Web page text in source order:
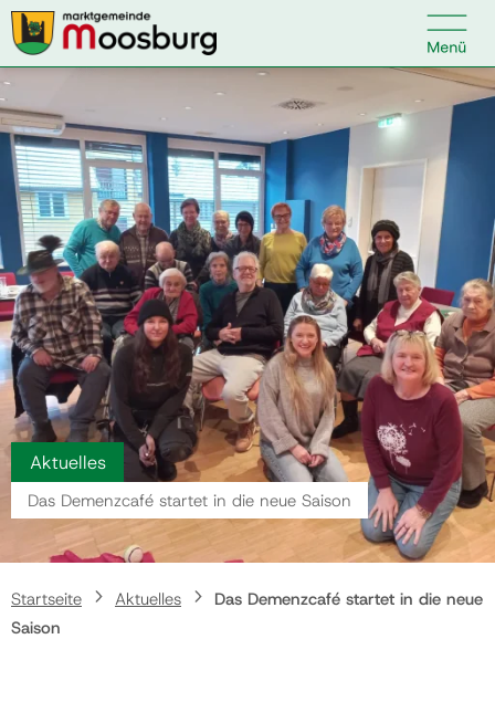
Kontakt 
Suche nach:
Startseite
Kundenservice
Ihr Anliegen
Veranstaltungen
Politik
Gemeinde
Kontakt
Aktuelles
Das Demenzcafé startet in die neue Saison
Startseite Aktuelles
Das Demenzcafé startet in die neue
Saison